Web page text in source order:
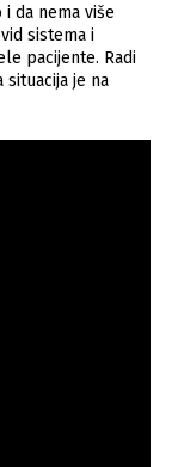
da nema više
sistema i
pacijente. Radi
situacija je na